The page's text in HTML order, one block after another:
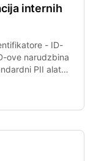
internih
- ID-
ove narudzbina
PII alati